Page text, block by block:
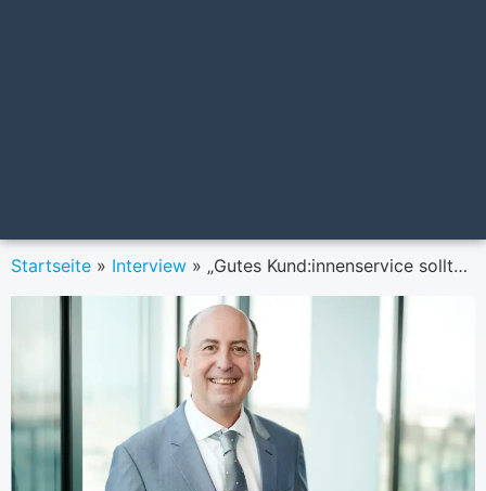
Startseite » Interview » „Gutes Kund:innenservice sollte unbedingt belohnt werden“